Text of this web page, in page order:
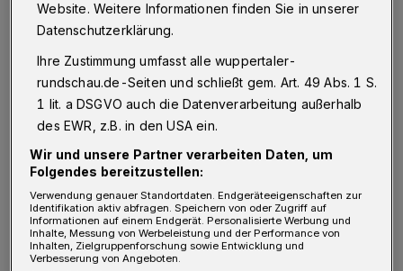
Neu bei Helios: HNO-Chefarzt Prof. Dr. med. J. Ulrich Sommer
(Mitte), begrüßt von der Ärztlichen Direktorin Prof. Dr. med. Petra
Thürmann und Klinikgeschäftsführer Dr. Niklas Cruse.
Foto: Helios
P rof. Sommer wechselt vom
Universitätsklinikum Mannheim ins
Bergische. Dort war er zuletzt als
geschäftsführender Oberarzt der HNO-Klinik
Website. Weitere Informationen finden Sie in unserer
Datenschutzerklärung.
Ihre Zustimmung umfasst alle wuppertaler-
rundschau.de-Seiten und schließt gem. Art. 49 Abs. 1 S.
1 lit. a DSGVO auch die Datenverarbeitung außerhalb
des EWR, z.B. in den USA ein.
Wir und unsere Partner verarbeiten Daten, um
Folgendes bereitzustellen:
Verwendung genauer Standortdaten. Endgeräteeigenschaften zur
Identifikation aktiv abfragen. Speichern von oder Zugriff auf
Informationen auf einem Endgerät. Personalisierte Werbung und
Inhalte, Messung von Werbeleistung und der Performance von
Inhalten, Zielgruppenforschung sowie Entwicklung und
Verbesserung von Angeboten.